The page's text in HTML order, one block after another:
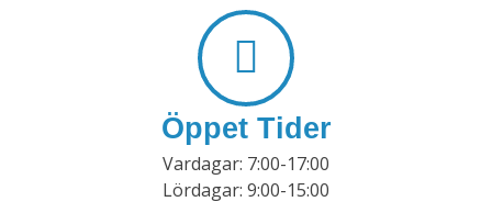
Öppet Tider
Vardagar: 7:00-17:00
Lördagar: 9:00-15:00